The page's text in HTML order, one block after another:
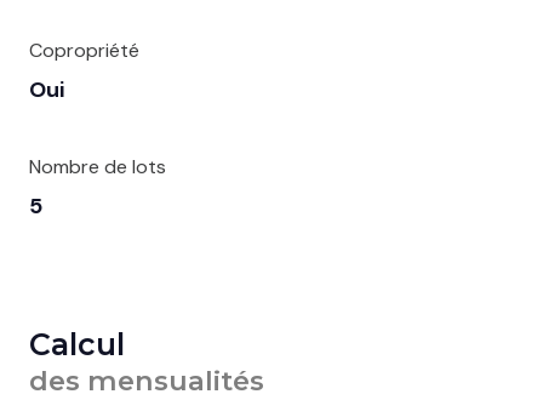
Copropriété
Oui
Nombre de lots
5
Calcul
des mensualités